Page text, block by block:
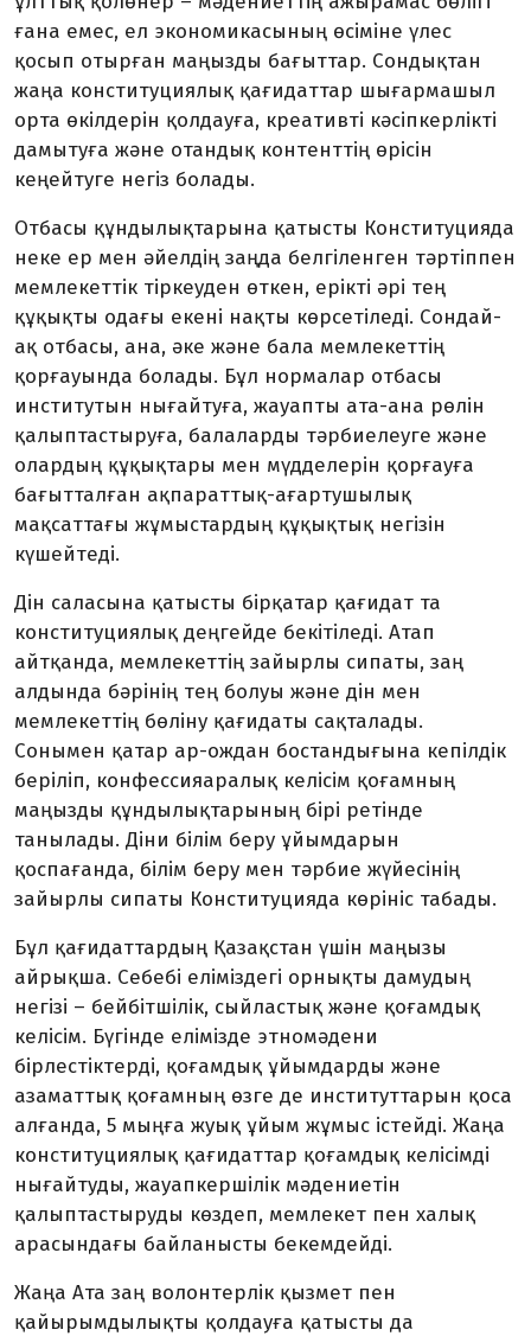
ғана емес, ел экономикасының өсіміне үлес
қосып отырған маңызды бағыттар. Сондықтан
жаңа конституциялық қағидаттар шығармашыл
орта өкілдерін қолдауға, креативті кәсіпкерлікті
дамытуға және отандық контенттің өрісін
кеңейтуге негіз болады.
Отбасы құндылықтарына қатысты Конституцияда
неке ер мен әйелдің заңда белгіленген тәртіппен
мемлекеттік тіркеуден өткен, ерікті әрі тең
құқықты одағы екені нақты көрсетіледі. Сондай-
ақ отбасы, ана, әке және бала мемлекеттің
қорғауында болады. Бұл нормалар отбасы
институтын нығайтуға, жауапты ата-ана рөлін
қалыптастыруға, балаларды тәрбиелеуге және
олардың құқықтары мен мүдделерін қорғауға
бағытталған ақпараттық-ағартушылық
мақсаттағы жұмыстардың құқықтық негізін
күшейтеді.
Дін саласына қатысты бірқатар қағидат та
конституциялық деңгейде бекітіледі. Атап
айтқанда, мемлекеттің зайырлы сипаты, заң
алдында бәрінің тең болуы және дін мен
мемлекеттің бөліну қағидаты сақталады.
Сонымен қатар ар-ождан бостандығына кепілдік
беріліп, конфессияаралық келісім қоғамның
маңызды құндылықтарының бірі ретінде
танылады. Діни білім беру ұйымдарын
қоспағанда, білім беру мен тәрбие жүйесінің
зайырлы сипаты Конституцияда көрініс табады.
Бұл қағидаттардың Қазақстан үшін маңызы
айрықша. Себебі еліміздегі орнықты дамудың
негізі – бейбітшілік, сыйластық және қоғамдық
келісім. Бүгінде елімізде этномәдени
бірлестіктерді, қоғамдық ұйымдарды және
азаматтық қоғамның өзге де институттарын қоса
алғанда, 5 мыңға жуық ұйым жұмыс істейді. Жаңа
конституциялық қағидаттар қоғамдық келісімді
нығайтуды, жауапкершілік мәдениетін
қалыптастыруды көздеп, мемлекет пен халық
арасындағы байланысты бекемдейді.
Жаңа Ата заң волонтерлік қызмет пен
қайырымдылықты қолдауға қатысты да